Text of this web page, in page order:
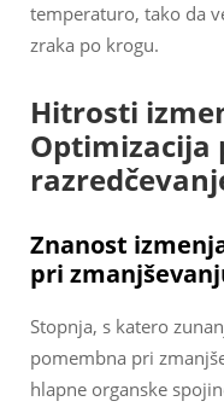
temperaturo, tako da
zraka po krogu.
Hitrosti
Optimizacija
Znanost
pri
Stopnja, s katero
pomembna pri
hlapne organske